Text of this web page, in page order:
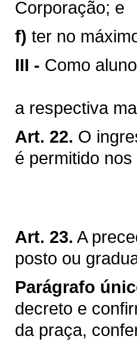
Corporação; e
f) ter no
III - Como
a respectiva
Art. 22. O
é permitido
Art. 23. A
posto ou
Parágrafo
decreto e
da praça,